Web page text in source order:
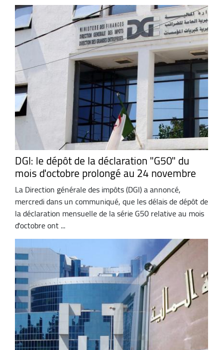
DGI: le dépôt de la déclaration "G50" du
mois d'octobre prolongé au 24 novembre
La Direction générale des impôts (DGI) a annoncé,
mercredi dans un communiqué, que les délais de dépôt de
la déclaration mensuelle de la série G50 relative au mois
d'octobre ont ...